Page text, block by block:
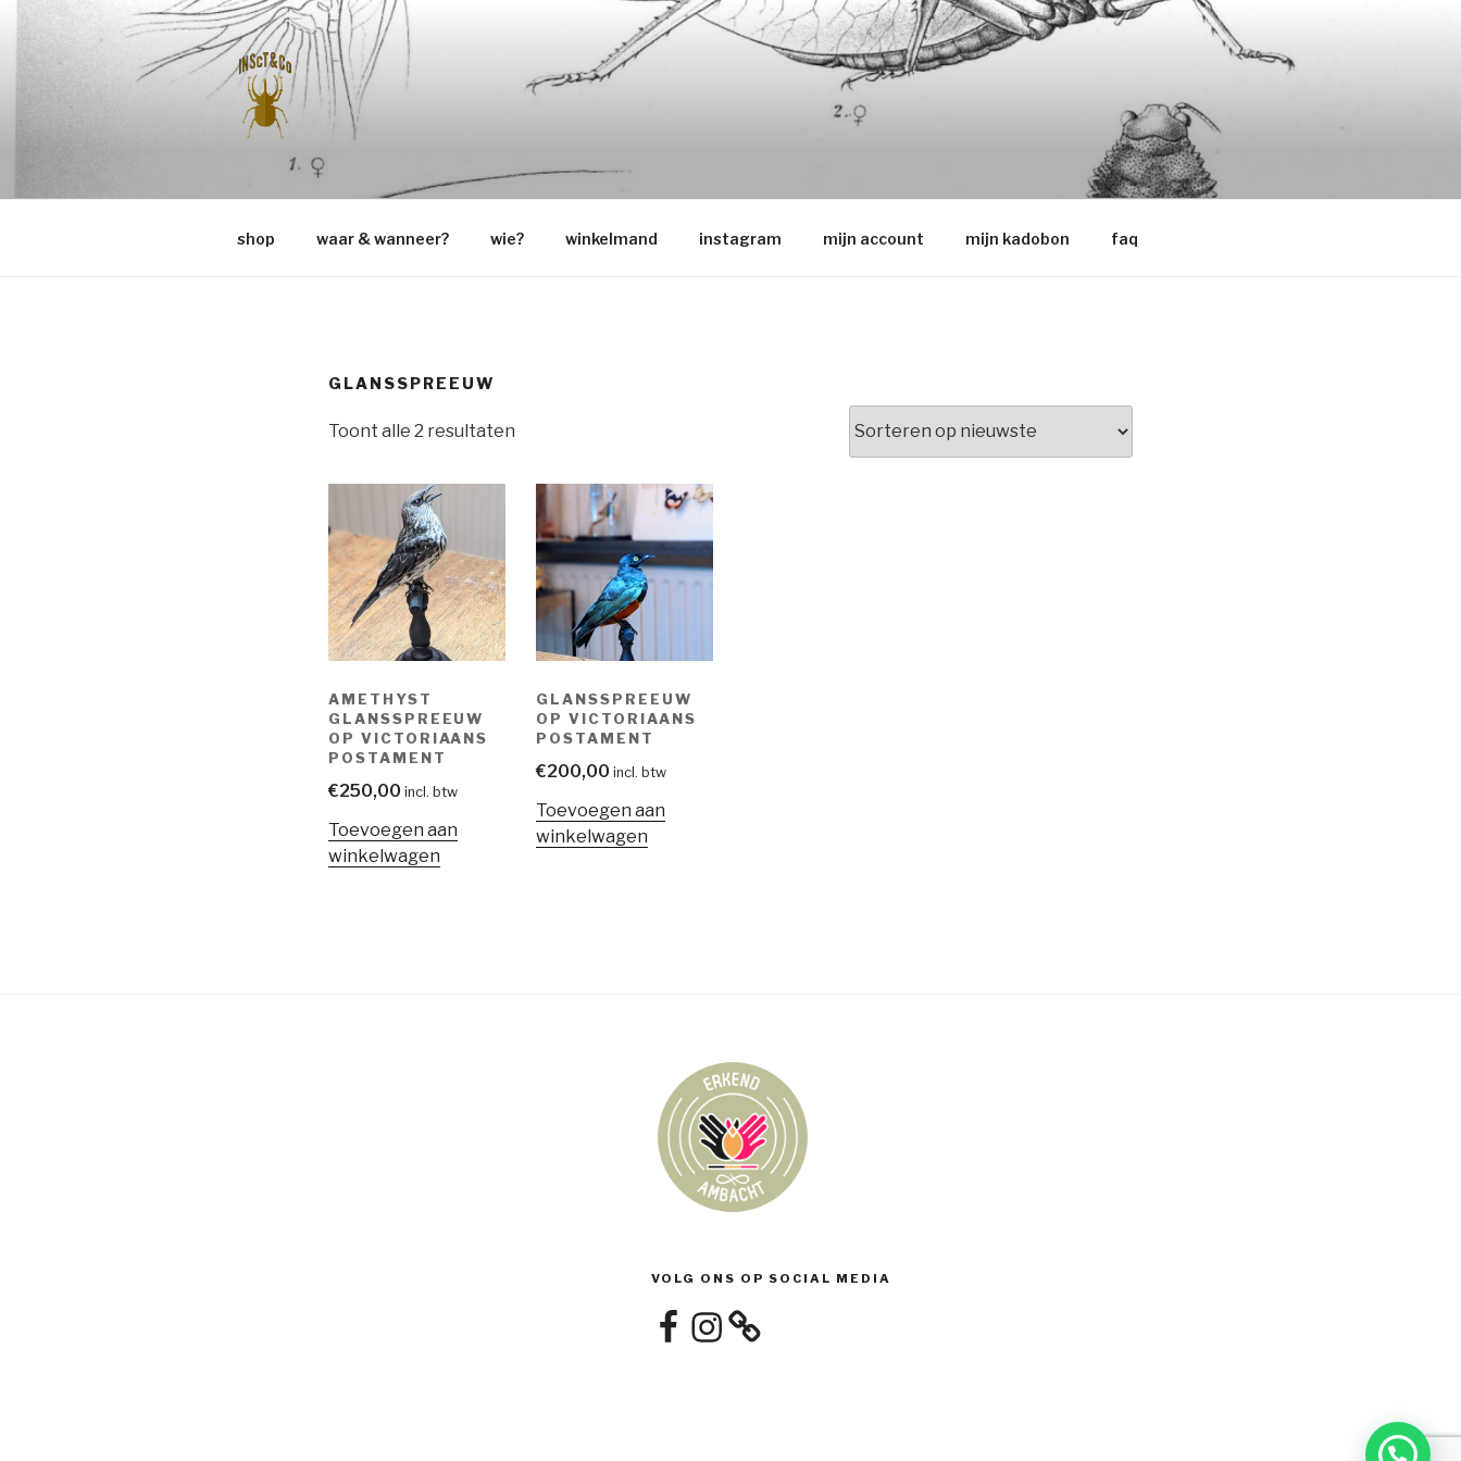
Naar
INSCT & CO
shop waar & wanneer? wie? winkelmand instagram mijn account mijn kadobon faq
GLANSSPREEUW
Toont alle 2 resultaten
nieuwste
AMETHYST
GLANSSPREEUW
OP VICTORIAANS
POSTAMENT
€250,00 incl. btw
Toevoegen aan
winkelwagen
GLANSSPREEUW
OP VICTORIAANS
POSTAMENT
€200,00 incl. btw
Toevoegen aan
winkelwagen
VOLG ONS OP SOCIAL MEDIA
FacebookInstagram